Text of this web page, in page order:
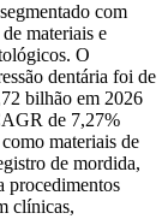
com
materiais e
O
dentária foi de
bilhão em 2026
de 7,27%
materiais de
de mordida,
procedimentos
clínicas,